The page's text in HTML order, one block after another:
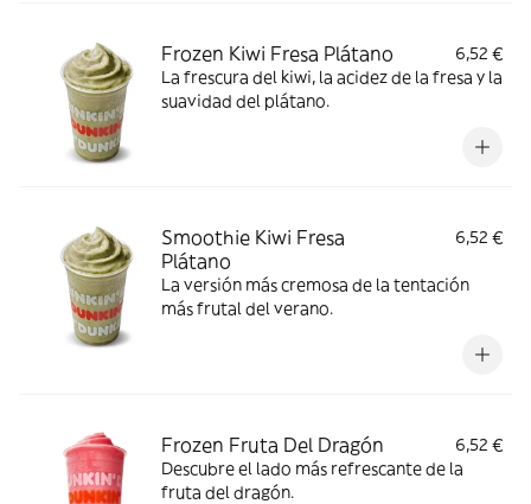
Frozen Kiwi Fresa Plátano
6,52 €
La frescura del kiwi, la acidez de la fresa y la
suavidad del plátano.
Smoothie Kiwi Fresa
Plátano
6,52 €
La versión más cremosa de la tentación
más frutal del verano.
Frozen Fruta Del Dragón
6,52 €
Descubre el lado más refrescante de la
fruta del dragón.